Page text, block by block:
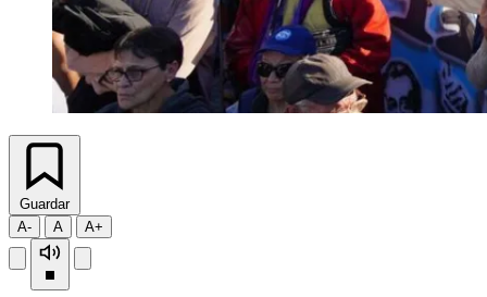
Guardar
A-
A A+